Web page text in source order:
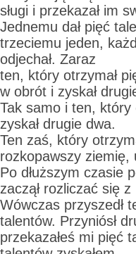
sługi i przekazał im
Jednemu dał pięć
trzeciemu jeden,
odjechał. Zaraz
ten, który otrzymał
w obrót i zyskał
Tak samo i ten, który
zyskał drugie dwa.
Ten zaś, który
rozkopawszy ziemię,
Po dłuższym czasie
zaczął rozliczać się z
Wówczas przyszedł
talentów. Przyniósł
przekazałeś mi pięć